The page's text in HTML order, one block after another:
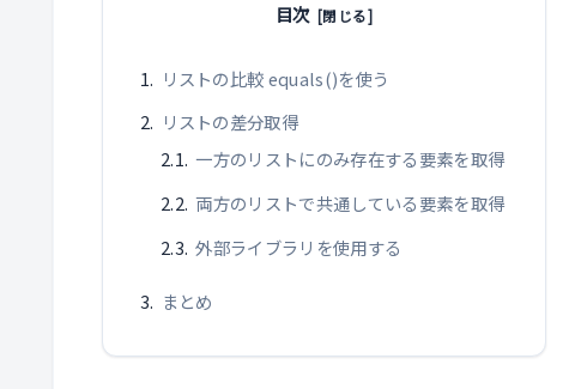
目次
リストの比較 equals()を使う
リストの差分取得
一方のリストにのみ存在する要素を取得
両方のリストで共通している要素を取得
外部ライブラリを使用する
まとめ